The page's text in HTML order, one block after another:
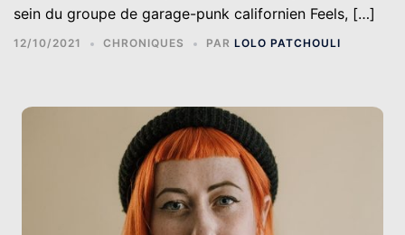
sein du groupe de garage-punk californien Feels, […]
12/10/2021 CHRONIQUES PAR LOLO PATCHOULI